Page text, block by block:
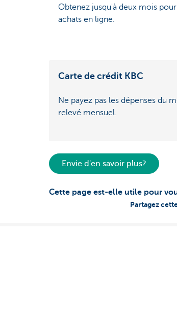
Obtenez jusqu'à deux mois
achats en ligne.
Carte de crédit KBC
Ne payez pas les dépenses du
relevé mensuel.
Envie d'en savoir plus?
Cette page est-elle utile pour
Partagez